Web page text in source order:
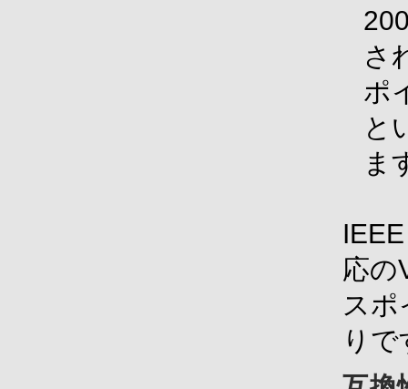
さ
ポ
と
ま
応の
スポ
りで